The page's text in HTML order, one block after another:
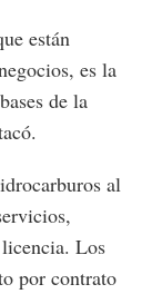
están
es la
de la
al
Los
por contrato